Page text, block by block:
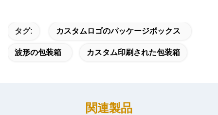
タグ: カスタムロゴのパッケージボックス
波形の包装箱 カスタム印刷された包装箱
関連製品